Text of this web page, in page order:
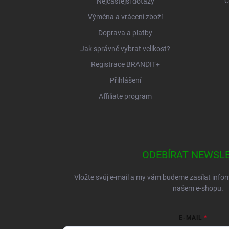
Výměna a vrácení zboží
Doprava a platby
Jak správně vybrat velikost?
Registrace BRANDIT+
Přihlášení
Affiliate program
ODEBÍRAT
Vložte svůj e-mail a my vám budeme zasílat
našem e-shopu.
E-MAIL